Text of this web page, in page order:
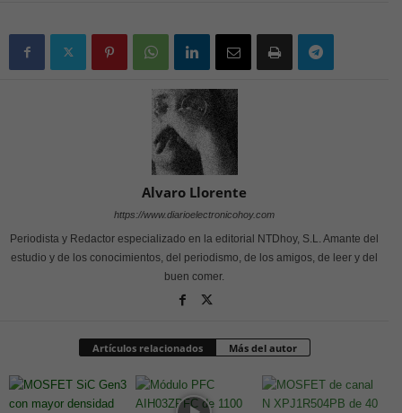
Alvaro Llorente
https://www.diarioelectronicohoy.com
Periodista y Redactor especializado en la editorial NTDhoy, S.L. Amante del
estudio y de los conocimientos, del periodismo, de los amigos, de leer y del
buen comer.
Artículos relacionados Más del autor